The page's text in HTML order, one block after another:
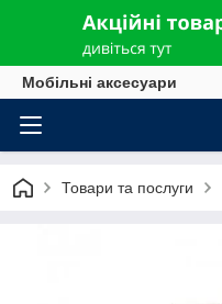
Мобільні аксесуари
Товари та послуги